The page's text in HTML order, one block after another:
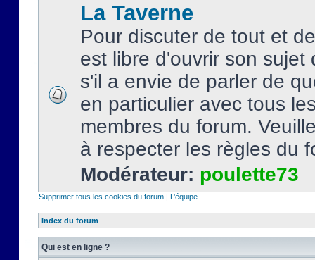
La Taverne
Pour discuter de tout et
est libre d'ouvrir son sujet
s'il a envie de parler de
en particulier avec tous
membres du forum.
à respecter les règles du
Modérateur: poulette73
Supprimer tous les cookies du forum | L’équipe
Index du forum
Qui est en ligne ?